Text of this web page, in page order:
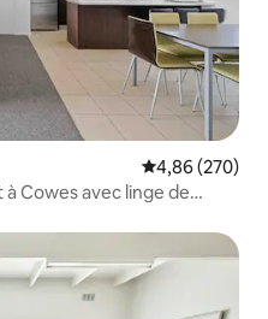
Évaluation
4,86 (270)
Cowes avec linge de